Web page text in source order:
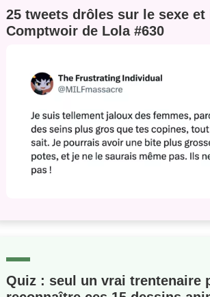
25 tweets drôles sur le sexe et
Comptwoir de Lola #630
Quiz : seul un vrai trentenaire